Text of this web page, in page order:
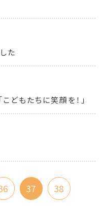
た
どもたちに笑顔を！」
37 38